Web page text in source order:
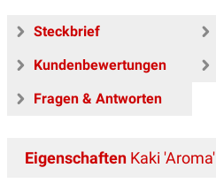
Steckbrief
Kundenbewertungen
Fragen & Antworten
Eigenschaften Kaki 'Aroma'